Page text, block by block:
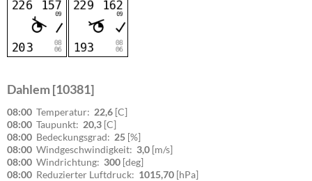
Dahlem [10381]
08:00 Temperatur: 22,6 [C]
08:00 Taupunkt: 20,3 [C]
08:00 Bedeckungsgrad: 25 [%]
08:00 Windgeschwindigkeit: 3,0 [m/s]
08:00 Windrichtung: 300 [deg]
08:00 Reduzierter Luftdruck: 1015,70 [hPa]